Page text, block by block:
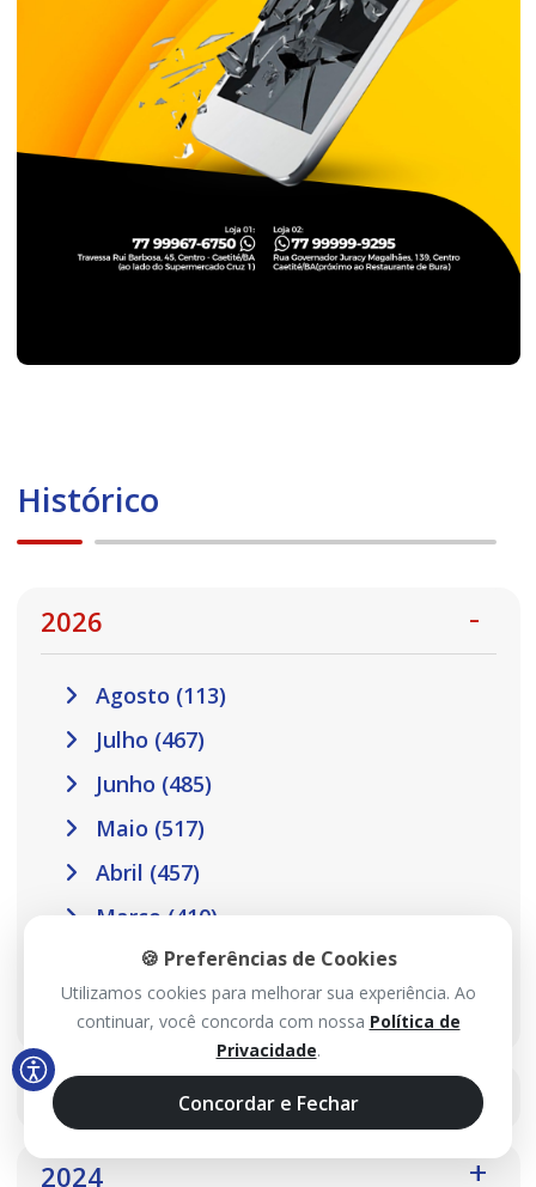
Histórico
2026
Agosto (113)
Julho (467)
Junho (485)
Maio (517)
Abril (457)
Março (410)
Fevereiro (301)
Janeiro (302)
2025
2024
🍪 Preferências de Cookies
Utilizamos cookies para melhorar sua experiência. Ao
continuar, você concorda com nossa Política de
Privacidade.
Concordar e Fechar